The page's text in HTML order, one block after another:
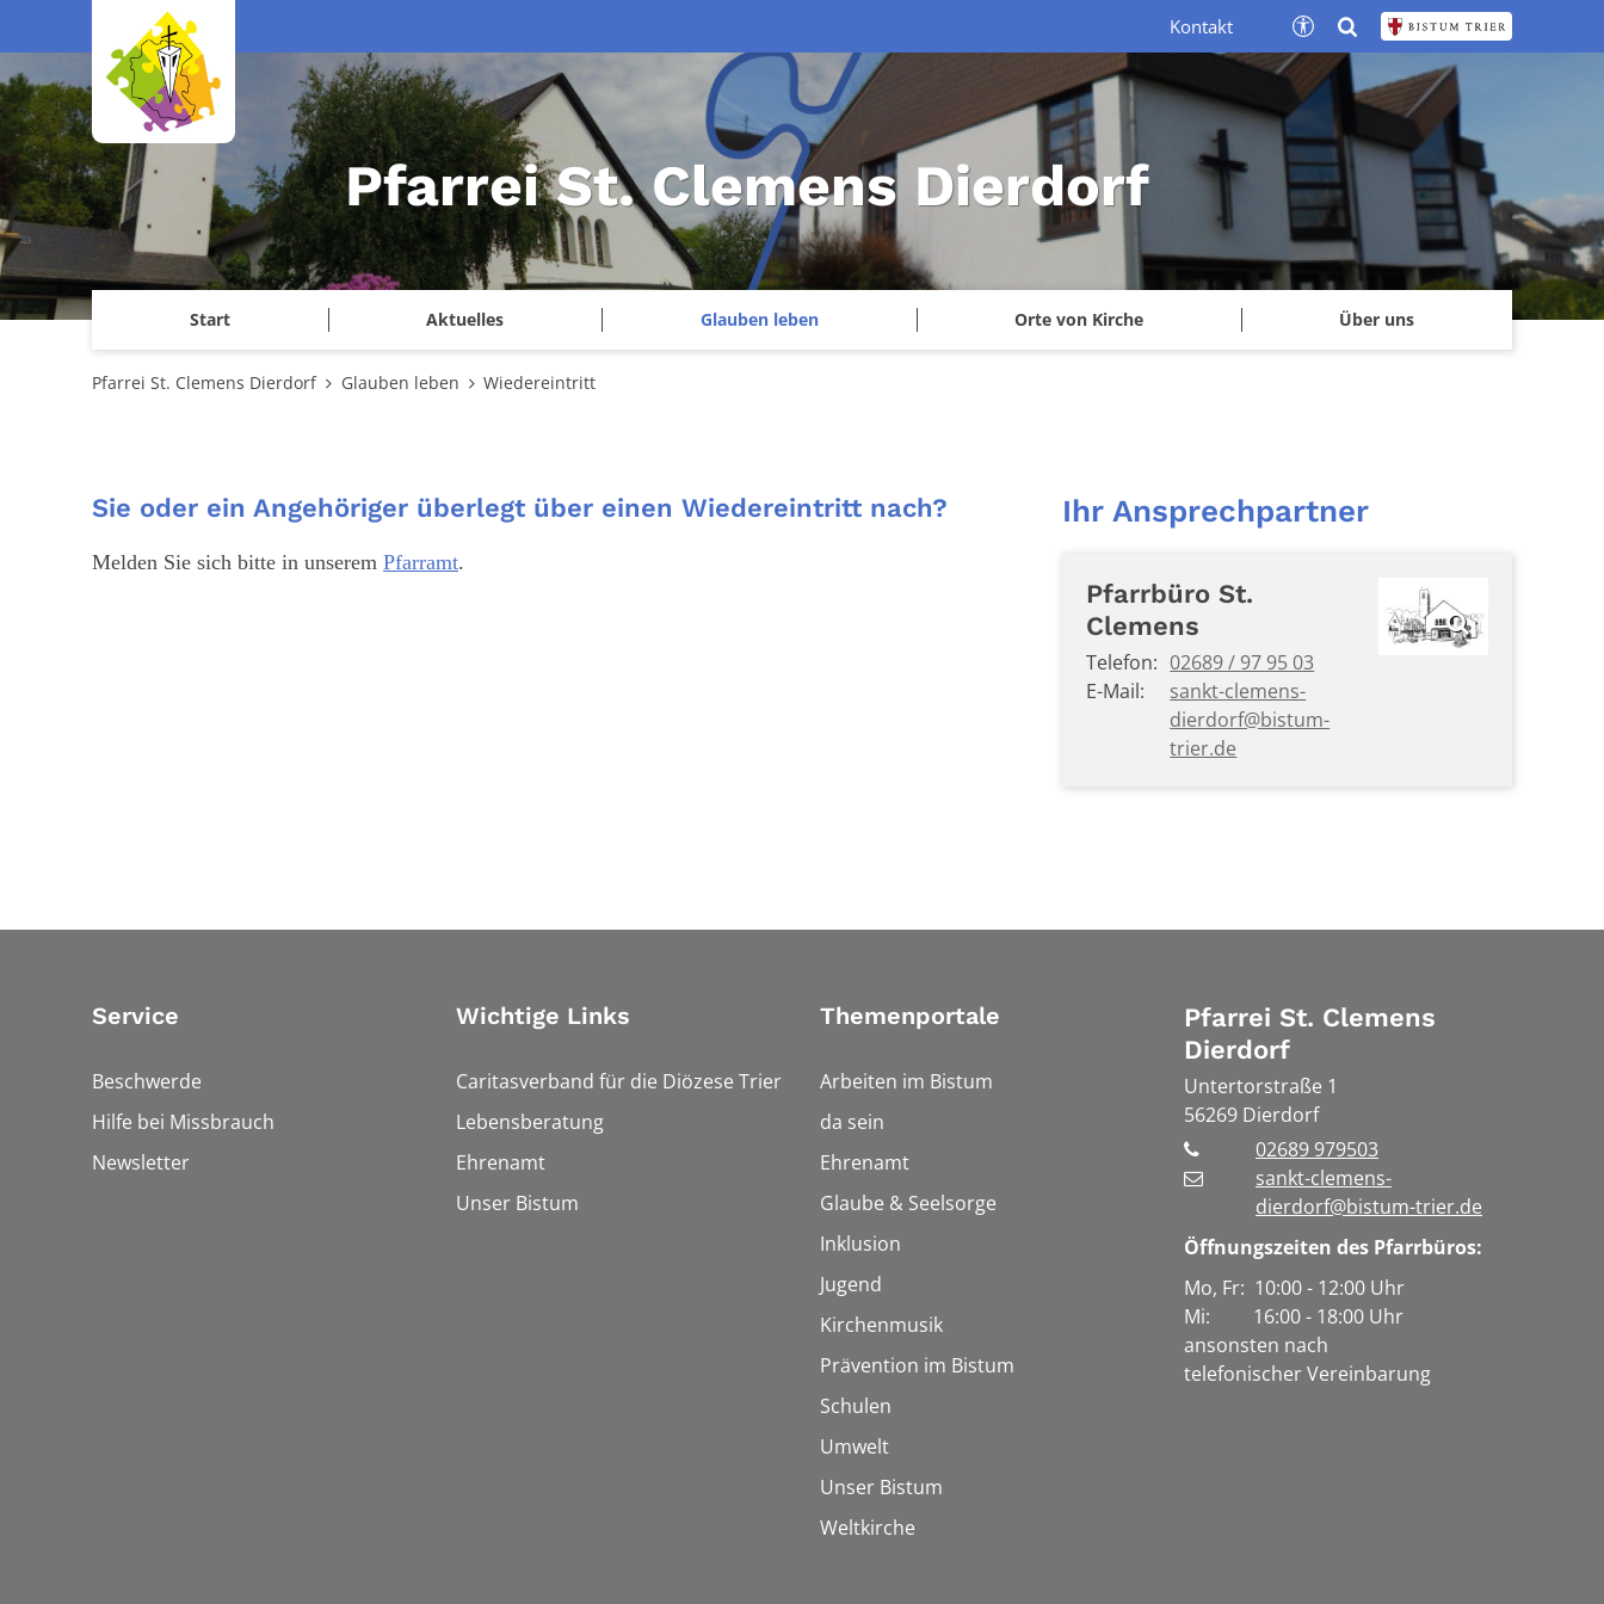
Zum Inhalt springen
Pfarrei St. Clemens Dierdorf
Start Aktuelles Glauben leben Orte von Kirche Über uns
Kontakt
Pfarrei St. Clemens Dierdorf Glauben leben Wiedereintritt
Sie oder ein Angehöriger überlegt über einen Wiedereintritt nach?
Melden Sie sich bitte in unserem Pfarramt.
Ihr Ansprechpartner
PfarrbüroSt.
Clemens
Telefon: 02689 / 97 95 03
E-Mail:
sankt-clemens-
dierdorf@bistum-
trier.de
Service
Beschwerde
Hilfe bei Missbrauch
Newsletter
Wichtige Links
Caritasverband für die Diözese Trier
Lebensberatung
Ehrenamt
Unser Bistum
Themenportale
Arbeiten im Bistum
da sein
Ehrenamt
Glaube & Seelsorge
Inklusion
Jugend
Kirchenmusik
Prävention im Bistum
Schulen
Umwelt
Unser Bistum
Weltkirche
Pfarrei St. Clemens
Dierdorf
Untertorstraße 1
56269 Dierdorf
02689 979503
sankt-clemens-
dierdorf@bistum-trier.de
Öffnungszeiten des Pfarrbüros:
Mo, Fr: 10:00 - 12:00 Uhr
Mi: 16:00 - 18:00 Uhr
ansonsten nach
telefonischer Vereinbarung